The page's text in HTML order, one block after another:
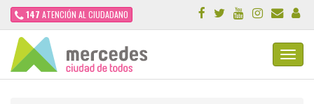
147 ATENCIÓN AL CIUDADANO